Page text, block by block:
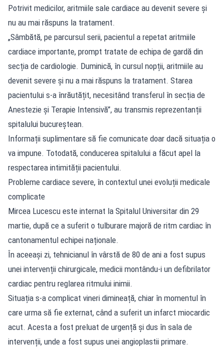
Potrivit medicilor, aritmiile sale cardiace au devenit severe și
nu au mai răspuns la tratament.
„Sâmbătă, pe parcursul serii, pacientul a repetat aritmiile
cardiace importante, prompt tratate de echipa de gardă din
secția de cardiologie. Duminică, în cursul nopții, aritmiile au
devenit severe și nu a mai răspuns la tratament. Starea
pacientului s-a înrăutățit, necesitând transferul în secția de
Anestezie și Terapie Intensivă”, au transmis reprezentanții
spitalului bucureștean.
Informații suplimentare să fie comunicate doar dacă situația o
va impune. Totodată, conducerea spitalului a făcut apel la
respectarea intimității pacientului.
Probleme cardiace severe, în contextul unei evoluții medicale
complicate
Mircea Lucescu este internat la Spitalul Universitar din 29
martie, după ce a suferit o tulburare majoră de ritm cardiac în
cantonamentul echipei naționale.
În aceeași zi, tehnicianul în vârstă de 80 de ani a fost supus
unei intervenții chirurgicale, medicii montându-i un defibrilator
cardiac pentru reglarea ritmului inimii.
Situația s-a complicat vineri dimineață, chiar în momentul în
care urma să fie externat, când a suferit un infarct miocardic
acut. Acesta a fost preluat de urgență și dus în sala de
intervenții, unde a fost supus unei angioplastii primare.